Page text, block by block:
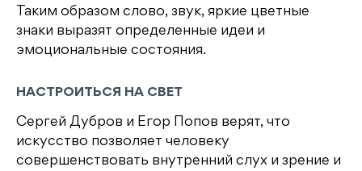
Таким образом слово, звук, яркие цветные
знаки выразят определенные идеи и
эмоциональные состояния.
НАСТРОИТЬСЯ НА СВЕТ
Сергей Дубров и Егор Попов верят, что
искусство позволяет человеку
совершенствовать внутренний слух и зрение и